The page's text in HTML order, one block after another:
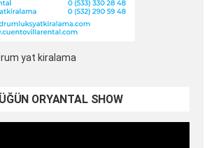
yat kiralama
ORYANTAL SHOW